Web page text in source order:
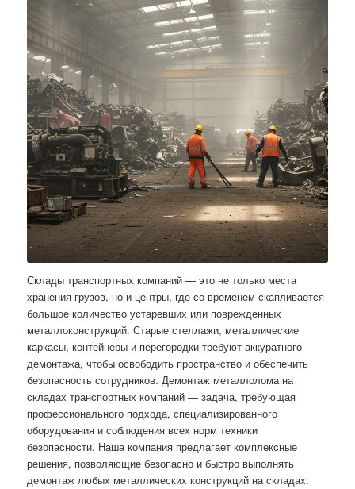
Склады транспортных компаний — это не только места
хранения грузов, но и центры, где со временем скапливается
большое количество устаревших или поврежденных
металлоконструкций. Старые стеллажи, металлические
каркасы, контейнеры и перегородки требуют аккуратного
демонтажа, чтобы освободить пространство и обеспечить
безопасность сотрудников. Демонтаж металлолома на
складах транспортных компаний — задача, требующая
профессионального подхода, специализированного
оборудования и соблюдения всех норм техники
безопасности. Наша компания предлагает комплексные
решения, позволяющие безопасно и быстро выполнять
демонтаж любых металлических конструкций на складах.